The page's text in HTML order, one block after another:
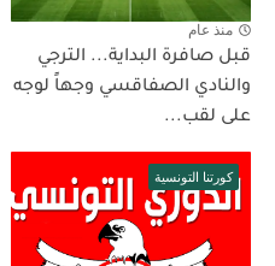
منذ عام
قبل صافرة البداية... الترجي
والنادي الصفاقسي وجهاً لوجه
على لقب...
كورتنا التونسية